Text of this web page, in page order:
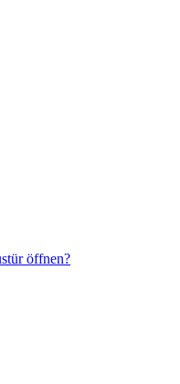
öffnen?